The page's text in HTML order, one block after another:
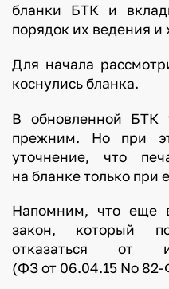
бланки БТК и
порядок их ведения и
Для начала
коснулись бланка.
В обновленной БТК
прежним. Но при
уточнение, что
на бланке только при
Напомним, что еще
закон, который
отказаться от
(ФЗ от 06.04.15 No